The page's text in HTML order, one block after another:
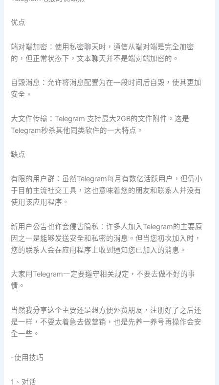
优点
端对端加密：使用私密聊天时，通信从端对端是完全加密
的，但正常状态下，文本聊天并不是端对端加密的。
自毁消息：允许将消息配置为在一段时间后自毁，使其更加
安全。
大文件传输：Telegram 支持最大2GB的文件附件。这是
Telegram秒杀其他同类软件的一大特点。
缺点
有限的用户群：虽然Telegram每月有数亿活跃用户，但仍小
于目前主流社交工具，这也意味着您的朋友和联系人并没有
使用该应用程序。
新用户公告也许会侵害隐私：许多人加入Telegram的主要原
因之一是能够发送安全和私密的消息。但当您初次加入时，
您的联系人会在应用程序上收到通知您已加入的消息。
大家用Telegram一定要遵守相关规定，不要去做不好的事
情。
当然我分享这个主要还是想方便外贸朋友，注册好了之后还
是一样，不要太着急去做营销，也是先养一养号再操作会安
全一些。
-使用技巧
1、对话